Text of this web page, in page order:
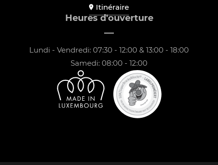
Itinéraire
Heures d'ouverture
Lundi - Vendredi: 07:30 - 12:00 & 13:00 - 18:00
Samedi: 08:00 - 12:00